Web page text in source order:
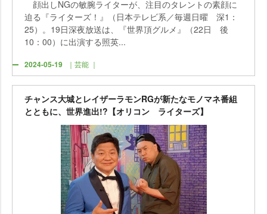
顔出しNGの敏腕ライターが、注目のタレントの素顔に
迫る『ライターズ！』（日本テレビ系／毎週日曜 深1：
25）。19日深夜放送は、『世界頂グルメ』（22日 後
10：00）に出演する照英...
2024-05-19 ｜芸能 ｜
チャンス大城とレイザーラモンRGが新たなモノマネ番組
とともに、世界進出!?【オリコン ライターズ】